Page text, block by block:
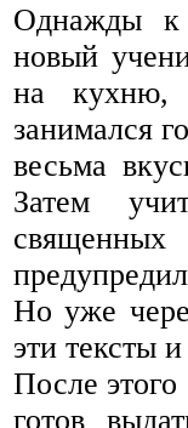
Однажды к
новый
на кухню,
занимался
весьма
Затем
Но уже
эти тексты
После этого
готов